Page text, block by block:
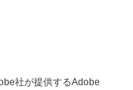
社が提供するAdobe